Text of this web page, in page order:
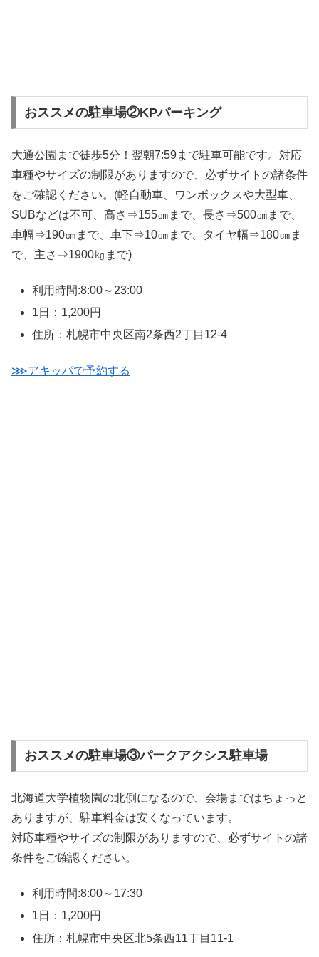
おススメの駐車場②KPパーキング
大通公園まで徒歩5分！翌朝7:59まで駐車可能です。対応
車種やサイズの制限がありますので、必ずサイトの諸条件
をご確認ください。(軽自動車、ワンボックスや大型車、
SUBなどは不可、高さ⇒155㎝まで、長さ⇒500㎝まで、
車幅⇒190㎝まで、車下⇒10㎝まで、タイヤ幅⇒180㎝ま
で、主さ⇒1900㎏まで)
利用時間:8:00～23:00
1日：1,200円
住所：札幌市中央区南2条西2丁目12-4
⋙アキッパで予約する
おススメの駐車場③パークアクシス駐車場
北海道大学植物園の北側になるので、会場まではちょっと
ありますが、駐車料金は安くなっています。
対応車種やサイズの制限がありますので、必ずサイトの諸
条件をご確認ください。
利用時間:8:00～17:30
1日：1,200円
住所：札幌市中央区北5条西11丁目11-1